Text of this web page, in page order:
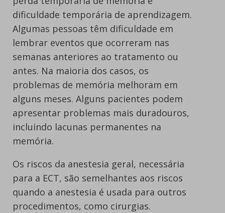
dificuldade temporária de aprendizagem.
Algumas pessoas têm dificuldade em
lembrar eventos que ocorreram nas
semanas anteriores ao tratamento ou
antes. Na maioria dos casos, os
problemas de memória melhoram em
alguns meses. Alguns pacientes podem
apresentar problemas mais duradouros,
incluindo lacunas permanentes na
memória.
Os riscos da anestesia geral, necessária
para a ECT, são semelhantes aos riscos
quando a anestesia é usada para outros
procedimentos, como cirurgias.